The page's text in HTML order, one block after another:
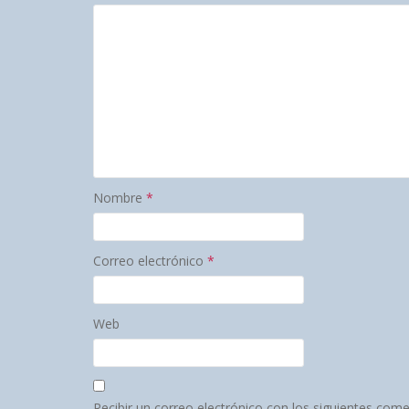
Nombre *
Correo electrónico *
Web